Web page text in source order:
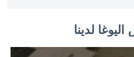
لدينا